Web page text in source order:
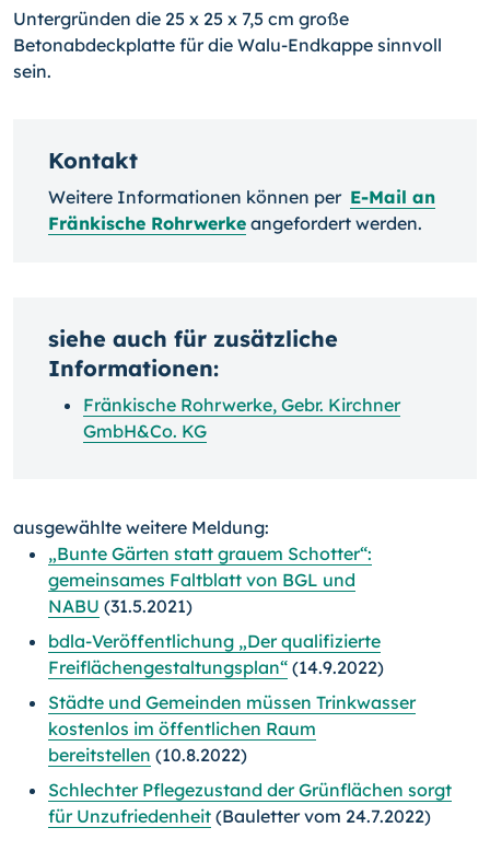
Untergründen die 25 x 25 x 7,5 cm große
Betonabdeckplatte für die Walu-Endkappe sinnvoll
sein.
Kontakt
Weitere Informationen können per E-Mail an
Fränkische Rohrwerke angefordert werden.
siehe auch für zusätzliche
Informationen:
Fränkische Rohrwerke, Gebr. Kirchner
GmbH&Co. KG
ausgewählte weitere Meldung:
„Bunte Gärten statt grauem Schotter“:
gemeinsames Faltblatt von BGL und
NABU (31.5.2021)
bdla-Veröffentlichung „Der qualifizierte
Freiflächengestaltungsplan“ (14.9.2022)
Städte und Gemeinden müssen Trinkwasser
kostenlos im öffentlichen Raum
bereitstellen (10.8.2022)
Schlechter Pflegezustand der Grünflächen sorgt
für Unzufriedenheit (Bauletter vom 24.7.2022)